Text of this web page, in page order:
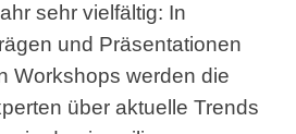
sehr vielfältig: In
und Präsentationen
Workshops werden die
über aktuelle Trends